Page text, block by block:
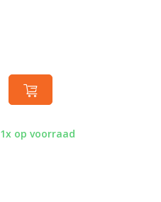
1x op voorraad